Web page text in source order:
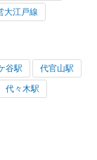
大江戸線
谷駅 代官山駅
代々木駅